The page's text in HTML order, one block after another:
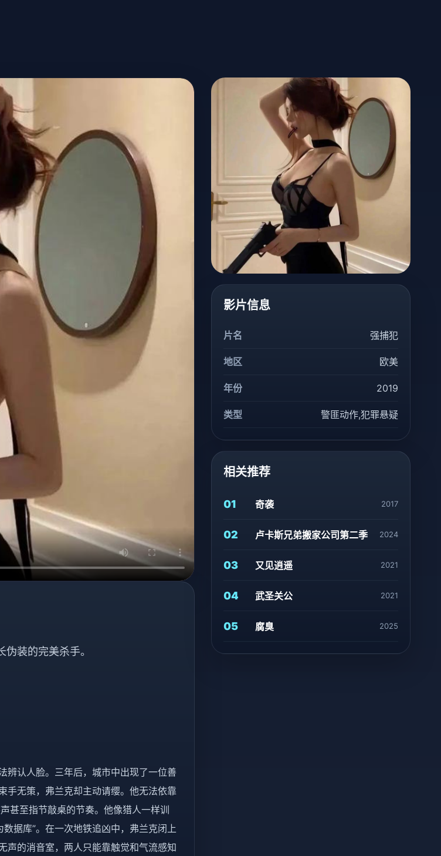
装的完美杀手。
辨认人脸。三年后，城市中出现了一位善
手无策，弗兰克却主动请缨。他无法依靠
甚至指节敲桌的节奏。他像猎人一样训
据库”。在一次地铁追凶中，弗兰克闭上
声的消音室，两人只能靠触觉和气流感知
影片信息
片名 强捕犯
地区 欧美
年份 2019
类型 警匪动作,犯罪悬疑
相关推荐
01 奇袭 2017
02 卢卡斯兄弟搬家公司第二季 2024
03 又见逍遥 2021
04 武圣关公 2021
05 腐臭 2025